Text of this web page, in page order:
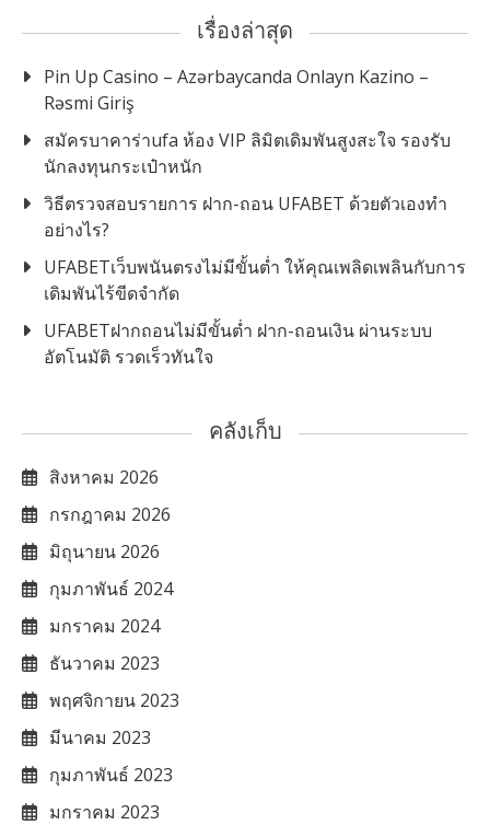
เรื่องล่าสุด
Pin Up Casino – Azərbaycanda Onlayn Kazino –
Rəsmi Giriş
สมัครบาคาร่าufa ห้อง VIP ลิมิตเดิมพันสูงสะใจ รองรับ
นักลงทุนกระเป๋าหนัก
วิธีตรวจสอบรายการ ฝาก-ถอน UFABET ด้วยตัวเองทำ
อย่างไร?
UFABETเว็บพนันตรงไม่มีขั้นต่ำ ให้คุณเพลิดเพลินกับการ
เดิมพันไร้ขีดจำกัด
UFABETฝากถอนไม่มีขั้นต่ำ ฝาก-ถอนเงิน ผ่านระบบ
อัตโนมัติ รวดเร็วทันใจ
คลังเก็บ
สิงหาคม 2026
กรกฎาคม 2026
มิถุนายน 2026
กุมภาพันธ์ 2024
มกราคม 2024
ธันวาคม 2023
พฤศจิกายน 2023
มีนาคม 2023
กุมภาพันธ์ 2023
มกราคม 2023